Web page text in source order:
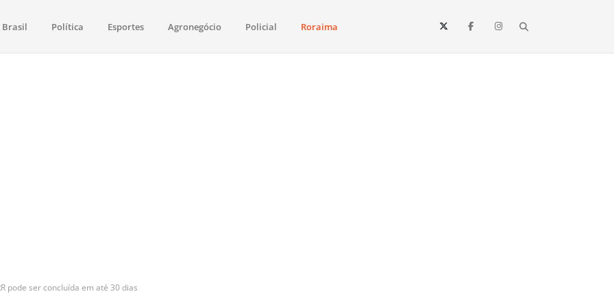
saúde, esportes, economia e os principais acontecimentos de Boa Vista e todo o estado de Roraima. Fique sempre informado
Brasil Política Esportes Agronegócio Policial Roraima
pode ser concluída em até 30 dias